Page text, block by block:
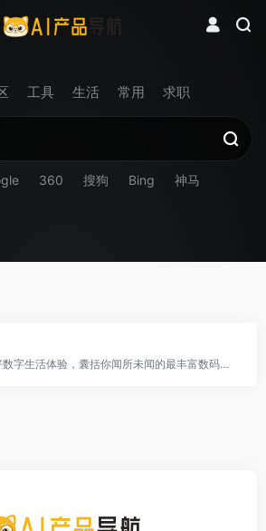
工具 生活 常用 求职
360 搜狗 Bing 神马
致力于分享美好数字生活体验，囊括你闻所未闻的最丰富数码资讯，触所未触最抢鲜产品评测，随时随地感受尾巴们各式数字生活精彩图文、摄影感悟、旅行游记、爱物分享。旗下产品：精品电商平台「尾巴良品」 ；移动客户端「数字尾巴」 ，覆盖 iOS、Android 两大主流平台。